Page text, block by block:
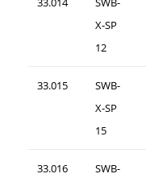
X-SP
12
33.015
SWB-
X-SP
15
33.016
SWB-